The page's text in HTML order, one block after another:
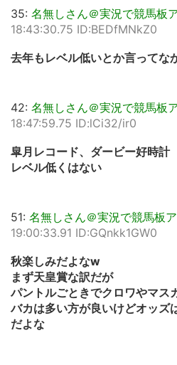
35: 名無しさん＠実況で競馬板
18:43:30.75 ID:BEDfMNkZ0
去年もレベル低いとか言ってな
42: 名無しさん＠実況で競馬板
18:47:59.75 ID:lCi32/ir0
皐月レコード、ダービー好時計
レベル低くはない
51: 名無しさん＠実況で競馬板
19:00:33.91 ID:GQnkk1GW0
秋楽しみだよなw
まず天皇賞な訳だが
パントルごときでクロワやマス
バカは多い方が良いけどオッズ
だよな